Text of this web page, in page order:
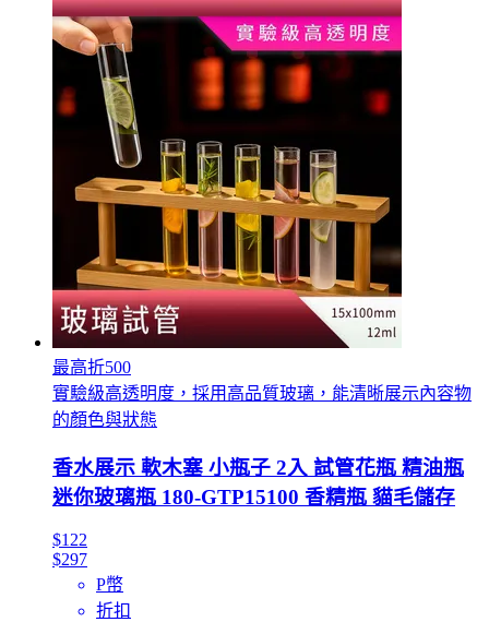
最高折500
實驗級高透明度，採用高品質玻璃，能清晰展示內容物
的顏色與狀態
香水展示 軟木塞 小瓶子 2入 試管花瓶 精油瓶
迷你玻璃瓶 180-GTP15100 香精瓶 貓毛儲存
$122
$297
P幣
折扣